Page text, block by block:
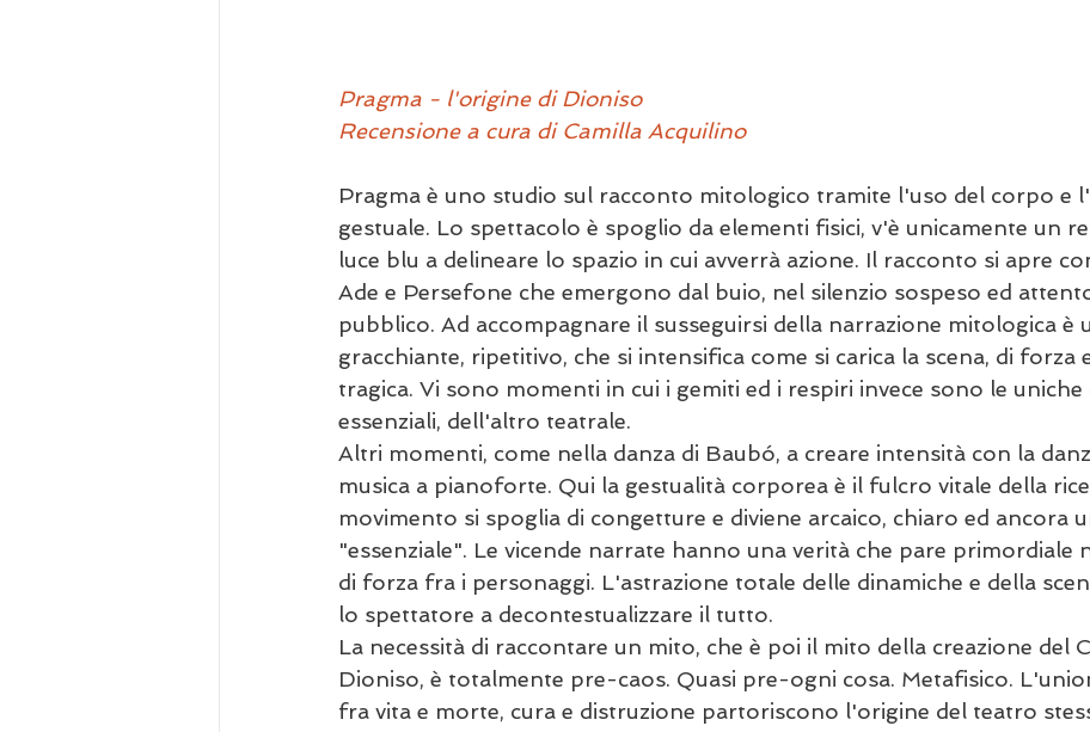
Pragma - l'origine di Dioniso
Recensione a cura di Camilla Acquilino
Pragma è uno studio sul racconto mitologico tramite l'uso del corpo e
gestuale. Lo spettacolo è spoglio da elementi fisici, v'è unicamente un
luce blu a delineare lo spazio in cui avverrà azione. Il racconto si apre
Ade e Persefone che emergono dal buio, nel silenzio sospeso ed
pubblico. Ad accompagnare il susseguirsi della narrazione mitologica è
gracchiante, ripetitivo, che si intensifica come si carica la scena, di forza
tragica. Vi sono momenti in cui i gemiti ed i respiri invece sono le uniche
essenziali, dell'altro teatrale.
Altri momenti, come nella danza di Baubó, a creare intensità con la
musica a pianoforte. Qui la gestualità corporea è il fulcro vitale della
movimento si spoglia di congetture e diviene arcaico, chiaro ed ancora
"essenziale". Le vicende narrate hanno una verità che pare primordiale
di forza fra i personaggi. L'astrazione totale delle dinamiche e della
lo spettatore a decontestualizzare il tutto.
La necessità di raccontare un mito, che è poi il mito della creazione del
Dioniso, è totalmente pre-caos. Quasi pre-ogni cosa. Metafisico.
fra vita e morte, cura e distruzione partoriscono l'origine del teatro